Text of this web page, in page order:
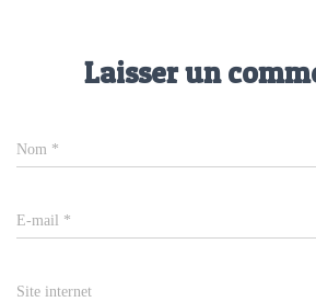
Laisser un
Nom *
E-mail *
Site internet